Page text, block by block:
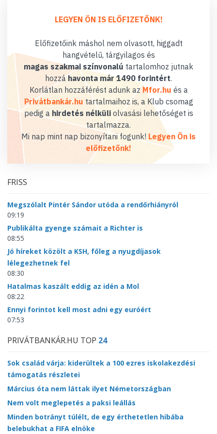
LEGYEN ÖN IS ELŐFIZETŐNK!
Előfizetőink máshol nem olvasott, higgadt
hangvételű, tárgyilagos és
magas szakmai színvonalú tartalomhoz jutnak
hozzáhavonta már 1490 forintért.
Korlátlan hozzáférést adunk az Mfor.hu és a
Privátbankár.hu tartalmaihoz is, a Klub csomag
pedig a hirdetés nélküliolvasási lehetőséget is
tartalmazza.
Mi nap mint nap bizonyítani fogunk! Legyen Ön is
előfizetőnk!
FRISS
Megszólalt Pintér Sándor utóda a rendőrhiányról
09:19
Publikálta gyenge számait a Richter is
08:55
Jó híreket közölt a KSH, főleg a nyugdíjasok
lélegezhetnek fel
08:30
Hatalmas kaszált eddig az idén a Mol
08:22
Ennyi forintot kell most adni egy euróért
07:53
PRIVÁTBANKÁR.HU TOP 24
Sok család várja: kiderültek a 100 ezres iskolakezdési
támogatás részletei
Március óta nem láttak ilyet Németországban
Nem volt meglepetés a paksi leállás
Minden botrányt túlélt, de egy érthetetlen hibába
belebukhat a FIFA elnöke